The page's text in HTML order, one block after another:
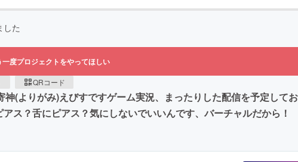
した
一度プロジェクトをやってほしい
QRコード
(よりがみ)えびすですゲーム実況、まったりした配信を予定して
ス？舌にピアス？気にしないでいいんです、バーチャルだから！